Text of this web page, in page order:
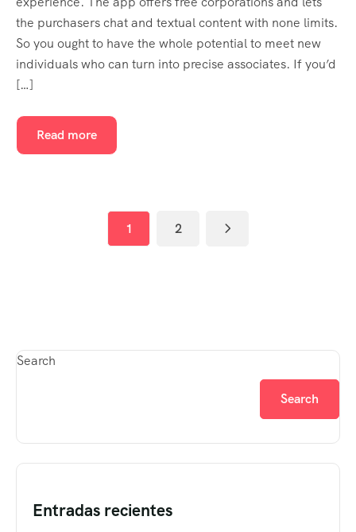
the purchasers chat and textual content with none limits.
So you ought to have the whole potential to meet new
individuals who can turn into precise associates. If you’d
[…]
Read more
1 2
Search
Search
Entradas recientes